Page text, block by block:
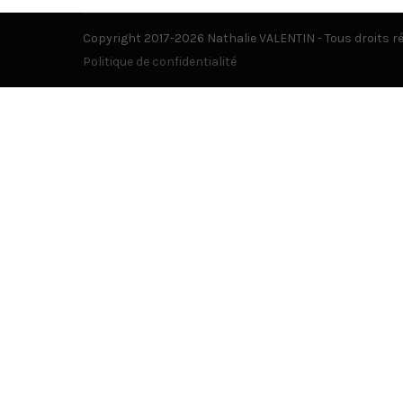
Copyright 2017-2026 Nathalie VALENTIN - Tous droits
Politique de confidentialité